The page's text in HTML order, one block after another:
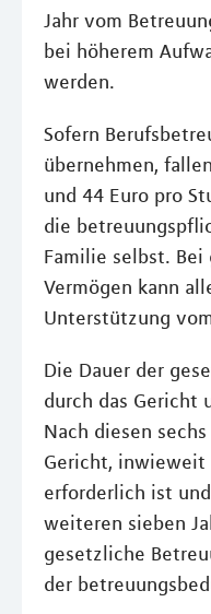
Jahr vom
bei höherem
werden.
Sofern
übernehmen,
und 44 Euro pro
die
Familie selbst.
Vermögen kann
Unterstützung
Die Dauer der
durch das Gericht
Nach diesen
Gericht, inwieweit
erforderlich ist
weiteren sieben
gesetzliche
der